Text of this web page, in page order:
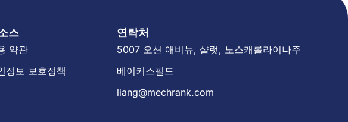
스
약관
정보 보호정책
연락처
5007 오션 애비뉴, 샬럿, 노스캐롤라이나주
베이커스필드
liang@mechrank.com